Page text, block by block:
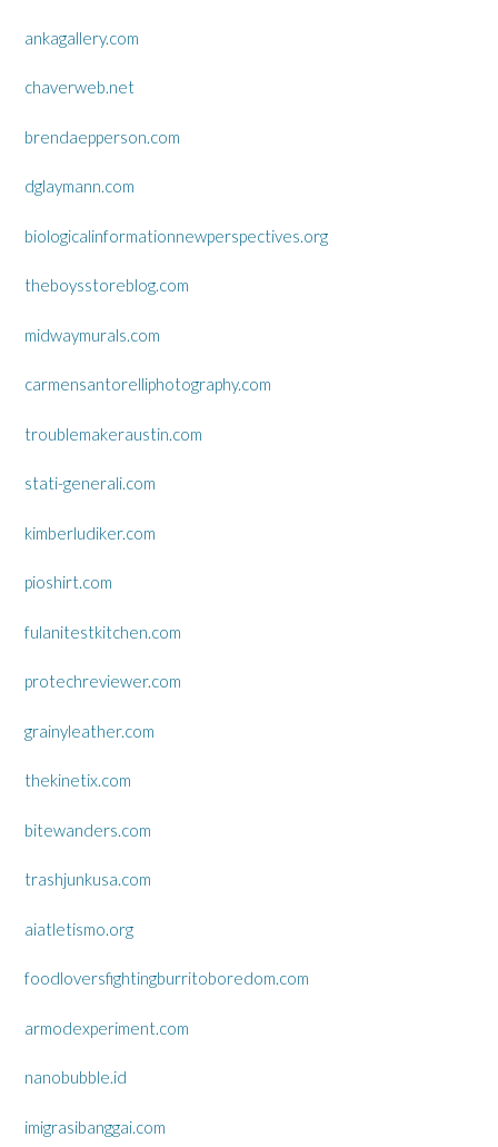
ankagallery.com
chaverweb.net
brendaepperson.com
dglaymann.com
biologicalinformationnewperspectives.org
theboysstoreblog.com
midwaymurals.com
carmensantorelliphotography.com
troublemakeraustin.com
stati-generali.com
kimberludiker.com
pioshirt.com
fulanitestkitchen.com
protechreviewer.com
grainyleather.com
thekinetix.com
bitewanders.com
trashjunkusa.com
aiatletismo.org
foodloversfightingburritoboredom.com
armodexperiment.com
nanobubble.id
imigrasibanggai.com